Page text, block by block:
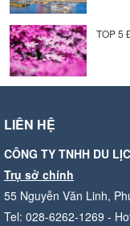
TOP 5
LIÊN HỆ
CÔNG TY TNHH DU
Trụ sở chính
55 Nguyễn Văn Linh,
Tel: 028-6262-1269 -